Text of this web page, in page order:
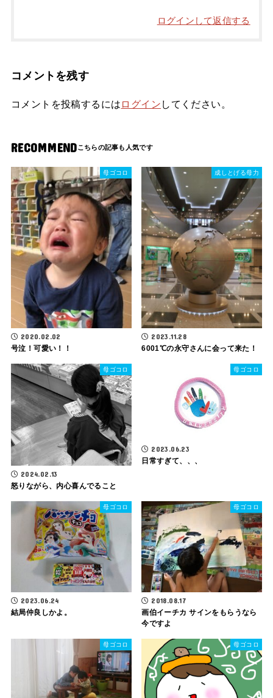
ログインして返信する
コメントを残す
コメントを投稿するには ログイン してください。
RECOMMEND
母ゴコロ
2020.02.02
号泣！可愛い！！
成しとげる母力
2023.11.28
6001℃の永守さんに会って来た！
母ゴコロ
2024.02.13
怒りながら、内心喜んでること
母ゴコロ
2023.06.23
日常すぎて、、、
母ゴコロ
2023.06.24
結局仲良しかよ。
母ゴコロ
2018.08.17
画伯イーチカ サインをもらうなら
今ですよ
母ゴコロ 母ゴコロ